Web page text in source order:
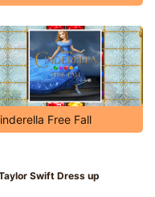
Free Fall
Swift Dress up